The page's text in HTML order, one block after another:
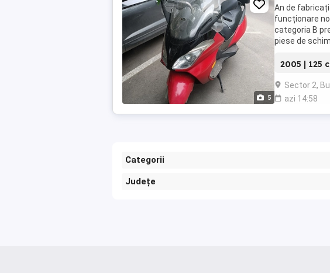
5
An de
funcționare
categoria B
piese de
2005 | 125
Sector 2,
azi 14:58
Categorii
Județe